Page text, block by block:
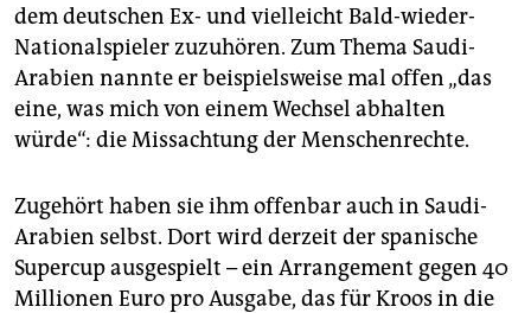
dem deutschen Ex- und vielleicht Bald-wieder-
Nationalspieler zuzuhören. Zum Thema Saudi-
Arabien nannte er beispielsweise mal offen „das
eine, was mich von einem Wechsel abhalten
würde“: die Missachtung der Menschenrechte.
Zugehört haben sie ihm offenbar auch in Saudi-
Arabien selbst. Dort wird derzeit der spanische
Supercup ausgespielt – ein Arrangement gegen 40
Millionen Euro pro Ausgabe, das für Kroos in die